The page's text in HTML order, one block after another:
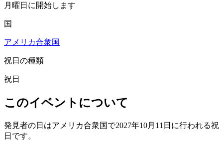
月曜日に開始します
国
アメリカ合衆国
祝日の種類
祝日
このイベントについて
発見者の日はアメリカ合衆国で2027年10月11日に行われる祝
日です。